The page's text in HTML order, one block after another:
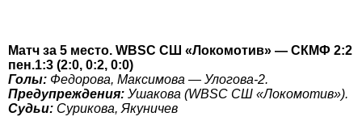
Матч за 5 место. WBSC СШ «Локомотив» — СКМФ 2:2
пен.1:3 (2:0, 0:2, 0:0)
Голы: Федорова, Максимова — Улогова-2.
Предупреждения: Ушакова (WBSC СШ «Локомотив»).
Судьи: Сурикова, Якуничев